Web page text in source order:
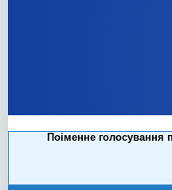
Поіменне голосування